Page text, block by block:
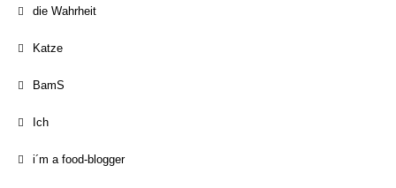
die Wahrheit
Katze
BamS
Ich
i´m a food-blogger